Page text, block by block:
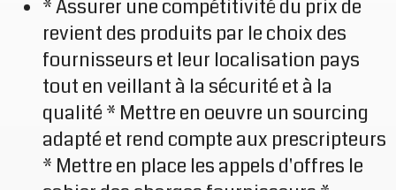
* Assurer une compétitivité du prix de
revient des produits par le choix des
fournisseurs et leur localisation pays
tout en veillant à la sécurité et à la
qualité * Mettre en oeuvre un sourcing
adapté et rend compte aux prescripteurs
* Mettre en place les appels d'offres le